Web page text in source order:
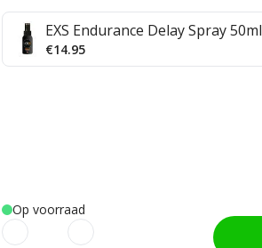
EXS Endurance Delay Spray 50ml
€14.95
Op voorraad